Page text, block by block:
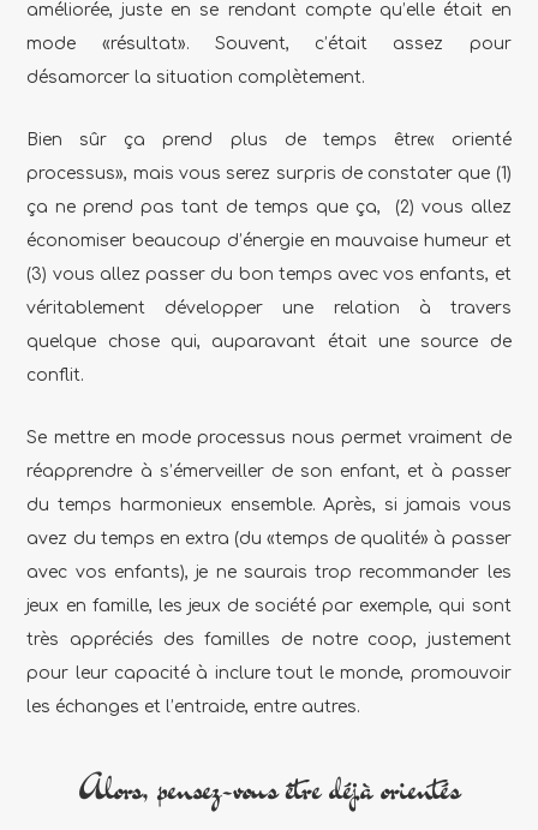
améliorée, juste en se rendant compte qu’elle était en
mode «résultat». Souvent, c’était assez pour
désamorcer la situation complètement.
Bien sûr ça prend plus de temps être« orienté
processus», mais vous serez surpris de constater que (1)
ça ne prend pas tant de temps que ça, (2) vous allez
économiser beaucoup d’énergie en mauvaise humeur et
(3) vous allez passer du bon temps avec vos enfants, et
véritablement développer une relation à travers
quelque chose qui, auparavant était une source de
conflit.
Se mettre en mode processus nous permet vraiment de
réapprendre à s’émerveiller de son enfant, et à passer
du temps harmonieux ensemble.Après, si jamais vous
avez du temps en extra (du «temps de qualité» à passer
avec vos enfants), je ne saurais trop recommander les
jeux en famille, les jeux de société par exemple, qui sont
très appréciés des familles de notre coop, justement
pour leur capacité à inclure tout le monde, promouvoir
les échanges et l’entraide, entre autres.
Alors, pensez-vous être déjà orientés